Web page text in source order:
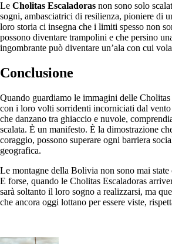
Le Cholitas Escaladoras non sono solo
sogni, ambasciatrici di resilienza, pioniere di
loro storia ci insegna che i limiti spesso non
possono diventare trampolini e che persino
ingombrante può diventare un’ala con cui
Conclusione
Quando guardiamo le immagini delle
con i loro volti sorridenti incorniciati dal vento
che danzano tra ghiaccio e nuvole,
scalata. È un manifesto. È la dimostrazione
coraggio, possono superare ogni barriera
geografica.
Le montagne della Bolivia non sono mai
E forse, quando le Cholitas Escaladoras
sarà soltanto il loro sogno a realizzarsi, ma
che ancora oggi lottano per essere viste,